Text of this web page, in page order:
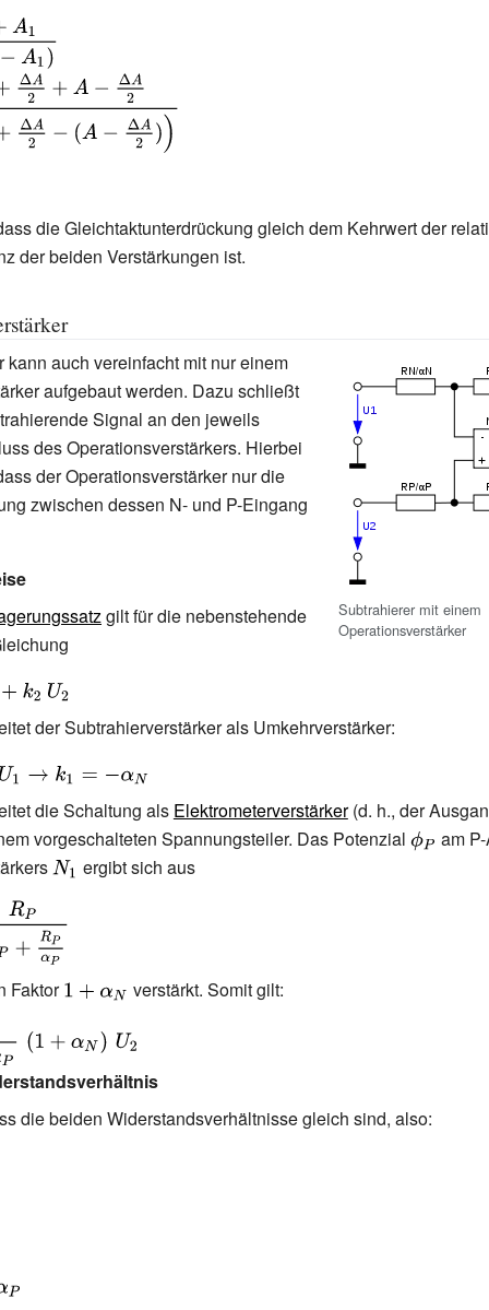
die Gleichtaktunterdrückung gleich dem Kehrwert der
der beiden Verstärkungen ist.
Subtrahierer mit einem
Operationsverstärker
kann auch vereinfacht mit nur einem
aufgebaut werden. Dazu schließt
Signal an den jeweils
des Operationsverstärkers. Hierbei
der Operationsverstärker nur die
zwischen dessen N- und P-Eingang
gilt für die nebenstehende
der Subtrahierverstärker als Umkehrverstärker:
die Schaltung als Elektrometerverstärker(d. h., der
vorgeschalteten Spannungsteiler. Das Potenzial
am
{\displaystyle
ergibt sich aus
Faktor{\displaystyle
_{N}}
verstärkt. Somit gilt:
die beiden Widerstandsverhältnisse gleich sind, also: